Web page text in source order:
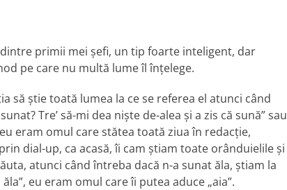
primii mei şefi, un tip foarte inteligent, dar
pe care nu multă lume îl înţelege.
să ştie toată lumea la ce se referea el atunci când
Tre’ să-mi dea nişte de-alea şi a zis că sună” sau
eram omul care stătea toată ziua în redacţie,
dial-up, ca acasă, îi cam ştiam toate orânduielile şi
atunci când întreba dacă n-a sunat ăla, ştiam la
eu eram omul care îi putea aduce „aia”.